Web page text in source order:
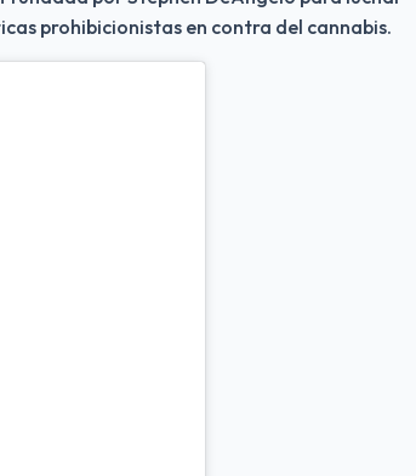
prohibicionistas en contra del cannabis.